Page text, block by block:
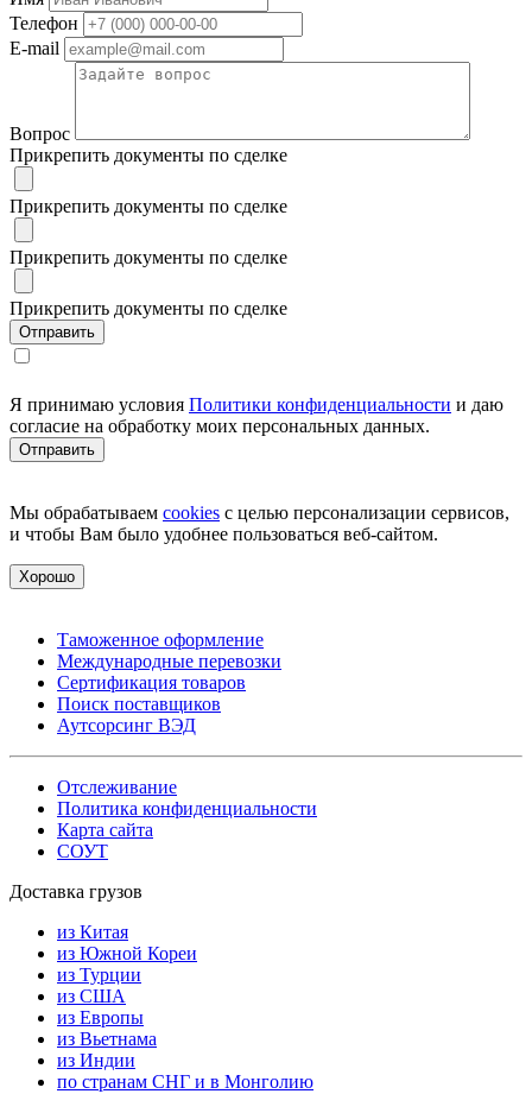
Телефон
E-mail
Вопрос
Прикрепить документы по сделке
Прикрепить документы по сделке
Прикрепить документы по сделке
Прикрепить документы по сделке
Я принимаю условия Политики конфиденциальности и даю
согласие на обработку моих персональных данных.
Мы обрабатываем cookies с целью персонализации сервисов,
и чтобы Вам было удобнее пользоваться веб-сайтом.
Хорошо
Таможенное оформление
Международные перевозки
Сертификация товаров
Поиск поставщиков
Аутсорсинг ВЭД
Отслеживание
Политика конфиденциальности
Карта сайта
СОУТ
Доставка грузов
из Китая
из Южной Кореи
из Турции
из США
из Европы
из Вьетнама
из Индии
по странам СНГ и в Монголию